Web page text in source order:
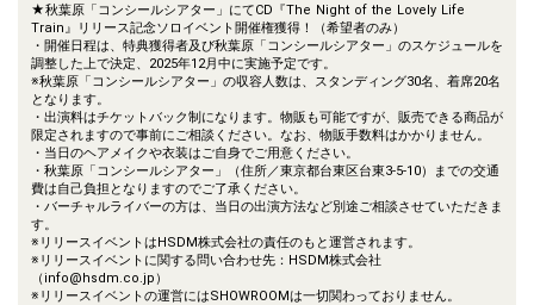
★秋葉原「コンシールシアター」にてCD『The Night of the Lovely Life
Train』リリース記念ソロイベント開催権獲得！（希望者のみ）
・開催日程は、特典獲得者及び秋葉原「コンシールシアター」のスケジュールを
調整した上で決定、2025年12月中に実施予定です。
※秋葉原「コンシールシアター」の収容人数は、スタンディング30名、着席20名
となります。
・出演料はチケットバック制になります。物販も可能ですが、販売できる商品が
限定されますので事前にご相談ください。なお、物販手数料はかかりません。
・当日のヘアメイクや衣装はご自身でご用意ください。
・秋葉原「コンシールシアター」（住所／東京都台東区台東3-5-10）までの交通
費は自己負担となりますのでご了承ください。
・バーチャルライバーの方は、当日の出演方法など別途ご相談させていただきま
す。
※リリースイベントはHSDM株式会社の責任のもと運営されます。
※リリースイベントに関する問い合わせ先：HSDM株式会社
（info@hsdm.co.jp）
※リリースイベントの運営にはSHOWROOMは一切関わっておりません。